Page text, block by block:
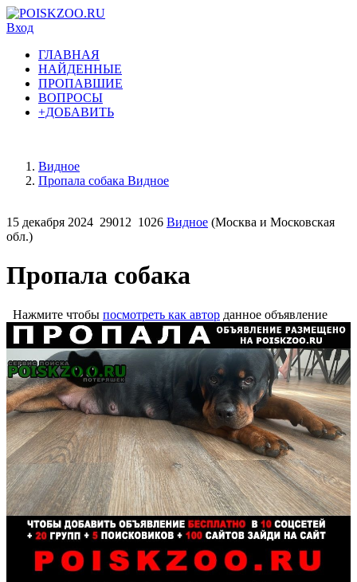
Вход
ГЛАВНАЯ
НАЙДЕННЫЕ
ПРОПАВШИЕ
ВОПРОСЫ
+ДОБАВИТЬ
Видное
Пропала собака Видное
15 декабря 2024 29012 1026 Видное (Москва и Московская
обл.)
Пропала собака
Нажмите чтобы посмотреть как автор данное объявление